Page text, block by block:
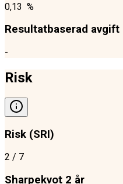
0,13 %
Resultatbaserad avgift
-
Risk
Risk (SRI)
2 / 7
Sharpekvot 2 år